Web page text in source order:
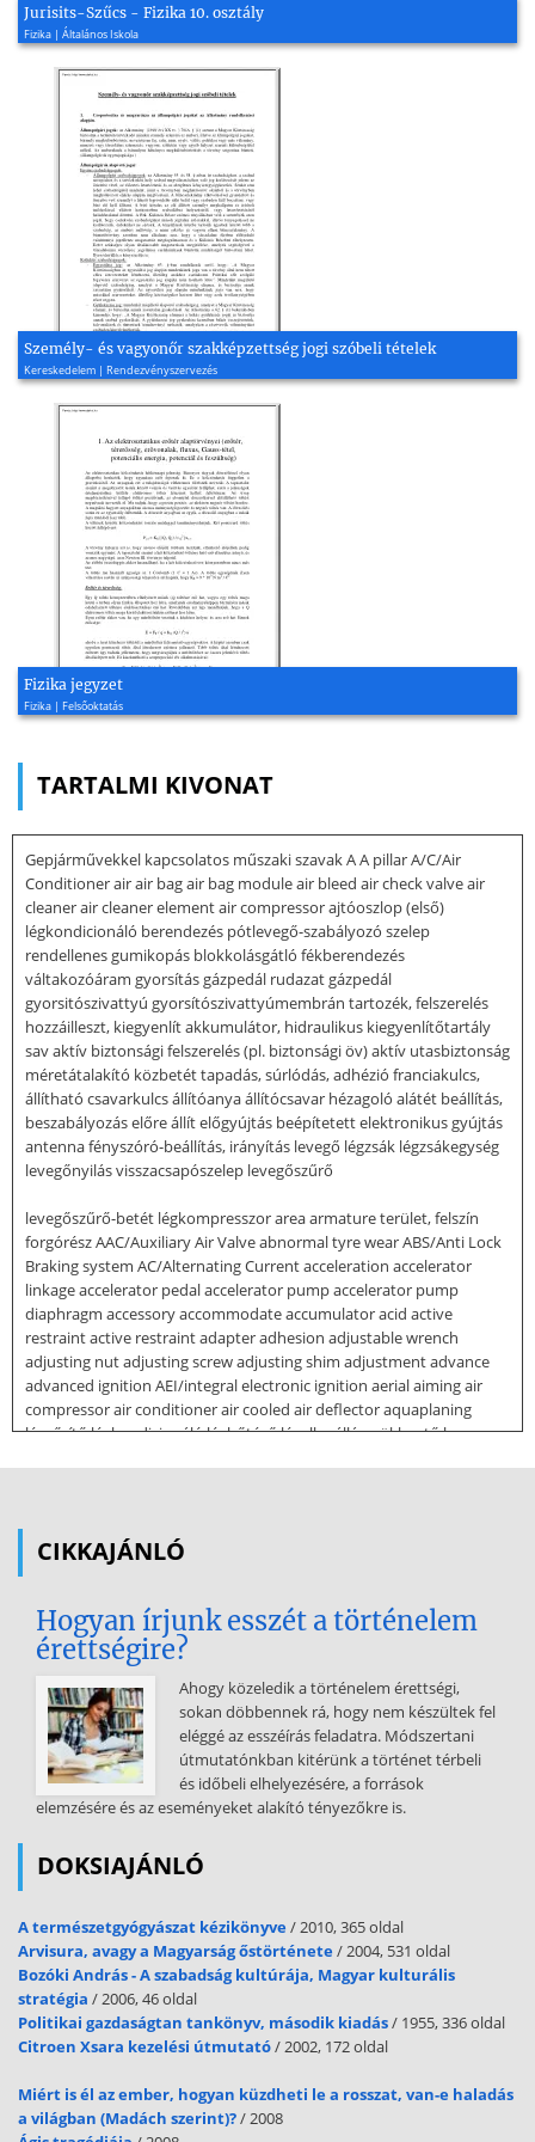
Jurisits-Szűcs - Fizika 10. osztály
Fizika | Általános Iskola
Személy- és vagyonőr szakképzettség jogi szóbeli tételek
Kereskedelem | Rendezvényszervezés
Fizika jegyzet
Fizika | Felsőoktatás
TARTALMI KIVONAT
Gepjárművekkel kapcsolatos műszaki szavak A A pillar A/C/Air
Conditioner air air bag air bag module air bleed air check valve air
cleaner air cleaner element air compressor ajtóoszlop (első)
légkondicionáló berendezés pótlevegő-szabályozó szelep
rendellenes gumikopás blokkolásgátló fékberendezés
váltakozóáram gyorsítás gázpedál rudazat gázpedál
gyorsitószivattyú gyorsítószivattyúmembrán tartozék, felszerelés
hozzáilleszt, kiegyenlít akkumulátor, hidraulikus kiegyenlítőtartály
sav aktív biztonsági felszerelés (pl. biztonsági öv) aktív utasbiztonság
méretátalakító közbetét tapadás, súrlódás, adhézió franciakulcs,
állítható csavarkulcs állítóanya állítócsavar hézagoló alátét beállítás,
beszabályozás előre állít előgyújtás beépítetett elektronikus gyújtás
antenna fényszóró-beállítás, irányítás levegő légzsák légzsákegység
levegőnyilás visszacsapószelep levegőszűrő
levegőszűrő-betét légkompresszor area armature terület, felszín
forgórész AAC/Auxiliary Air Valve abnormal tyre wear ABS/Anti Lock
Braking system AC/Alternating Current acceleration accelerator
linkage accelerator pedal accelerator pump accelerator pump
diaphragm accessory accommodate accumulator acid active
restraint active restraint adapter adhesion adjustable wrench
adjusting nut adjusting screw adjusting shim adjustment advance
advanced ignition AEI/integral electronic ignition aerial aiming air
compressor air conditioner air cooled air deflector aquaplaning
légsűrítő légkondicionáló léghűtésű légellenálláscsökkentő lap,
imbuszcsavar öntvény váltakozó áram '
könnyűfém keréktárcsa környezeti, környező környezeti
hőmérséklet erősítő analóg óra rögzítés, lekötés segéd, alárendelt
ferde, szögben elforduló megeresztés (edzés) előkamra antenna
kanyarstabilizátor-rúd fagyálló folyadék oldaltámaszrugó (fékpofa)
rezgésgátló rugó nyilas, rés köténylemez, alsó légterelő vízen futás
battery charger battery hydrometer akkumulátortöltő
akkumulátorsavsürűség- air deflector air filter air flow meter air fuel
ratio air hose air injection air line air tight air valve align all wheel
drive all wheel steering alien key/wrench alien screw alloy alternating
ambient ambient temperature amplifier analogue clock anchorage
armrest arrangement arrest arrow
articulate ascend ash tray aspiration assembly attenuate
AUTO/Automatic automatic choke automatic levelling system
automatic speed control device automatic transaxle automatic
transmission auxiliaries auxiliary auxiliary venturi axial axial play axle
pressure back pressure transducer back-up back-up alarm back-up
lamp backfire backlash backrest baffle plate balance shaft balanced
CIKKAJÁNLÓ
Hogyan írjunk esszét a történelem
érettségire?
Ahogy közeledik a történelem érettségi,
sokan döbbennek rá, hogy nem készültek fel
eléggé az esszéírás feladatra. Módszertani
útmutatónkban kitérünk a történet térbeli
és időbeli elhelyezésére, a források
elemzésére és az eseményeket alakító tényezőkre is.
DOKSIAJÁNLÓ
A természetgyógyászat kézikönyve/ 2010, 365 oldal
Arvisura, avagy a Magyarság őstörténete/ 2004, 531 oldal
Bozóki András - A szabadság kultúrája, Magyar kulturális
stratégia / 2006, 46 oldal
Politikai gazdaságtan tankönyv, második kiadás/ 1955, 336 oldal
Citroen Xsara kezelési útmutató/ 2002, 172 oldal
Miért is él az ember, hogyan küzdheti le a rosszat, van-e haladás
a világban (Madách szerint)?/ 2008